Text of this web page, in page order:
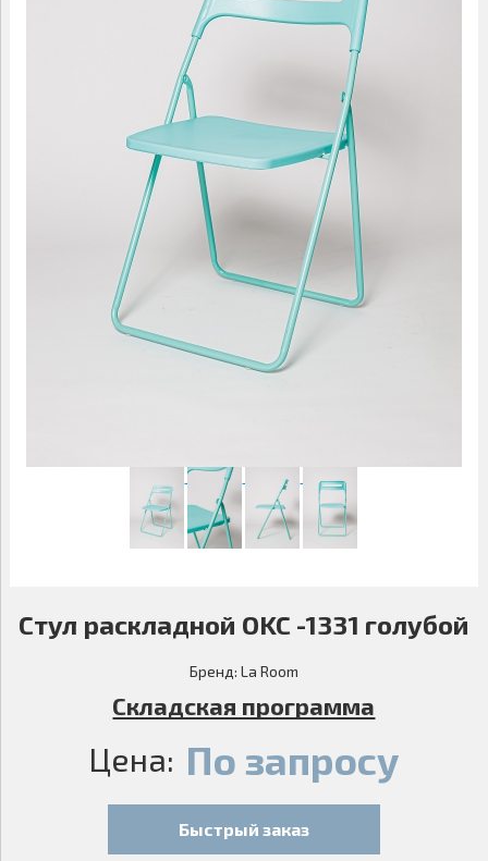
ДОМАШНИЙ ТЕКСТИЛЬ
Стул раскладной OKC -1331 голубой
Бренд: La Room
Складская программа
Цена: По запросу
Быстрый заказ